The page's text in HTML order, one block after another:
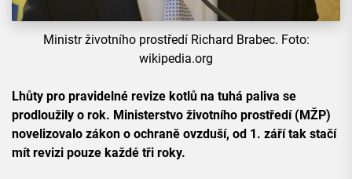
Ministr životního prostředí Richard Brabec. Foto:
wikipedia.org
Lhůty pro pravidelné revize kotlů na tuhá paliva se
prodloužily o rok. Ministerstvo životního prostředí (MŽP)
novelizovalo zákon o ochraně ovzduší, od 1. září tak stačí
mít revizi pouze každé tři roky.